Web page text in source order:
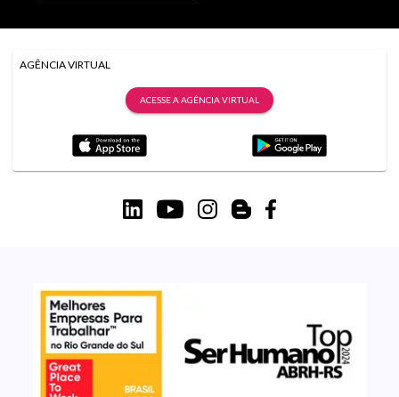
AGÊNCIA VIRTUAL
ACESSE A AGÊNCIA VIRTUAL